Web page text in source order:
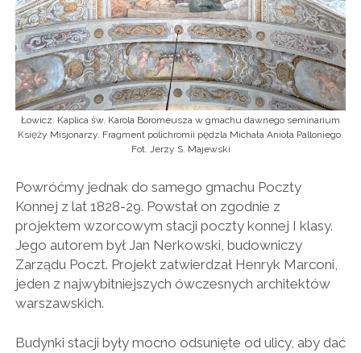
Łowicz. Kaplica św. Karola Boromeusza w gmachu dawnego seminarium
Księży Misjonarzy. Fragment polichromii pędzla Michała Anioła Palloniego.
Fot. Jerzy S. Majewski
Powróćmy jednak do samego gmachu Poczty
Konnej z lat 1828-29. Powstał on zgodnie z
projektem wzorcowym stacji poczty konnej I klasy.
Jego autorem był Jan Nerkowski, budowniczy
Zarządu Poczt. Projekt zatwierdzał Henryk Marconi,
jeden z najwybitniejszych ówczesnych architektów
warszawskich.
Budynki stacji były mocno odsunięte od ulicy, aby dać